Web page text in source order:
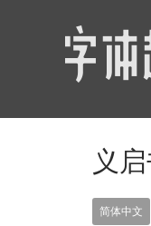
义
简体中文